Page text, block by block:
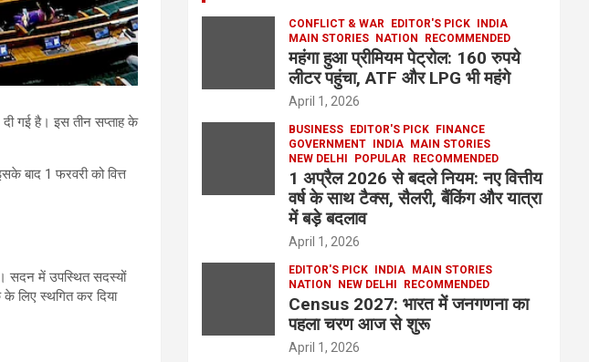
गई है। इस तीन सप्ताह के
बाद 1 फरवरी को वित्त
सदन में उपस्थित सदस्यों
लिए स्थगित कर दिया
CONFLICT & WAR EDITOR'S PICK INDIA
MAIN STORIES NATION RECOMMENDED
महंगा हुआ प्रीमियम पेट्रोल: 160 रुपये
लीटर पहुंचा, ATF और LPG भी महंगे
April 1, 2026
BUSINESS EDITOR'S PICK FINANCE
GOVERNMENT INDIA MAIN STORIES
NEW DELHI
POPULAR RECOMMENDED
1 अप्रैल 2026 से बदले नियम: नए वित्तीय
वर्ष के साथ टैक्स, सैलरी, बैंकिंग और यात्रा
में बड़े बदलाव
April 1, 2026
EDITOR'S PICK INDIA MAIN STORIES
NATION
NEW DELHI RECOMMENDED
Census 2027: भारत में जनगणना का
पहला चरण आज से शुरू
April 1, 2026